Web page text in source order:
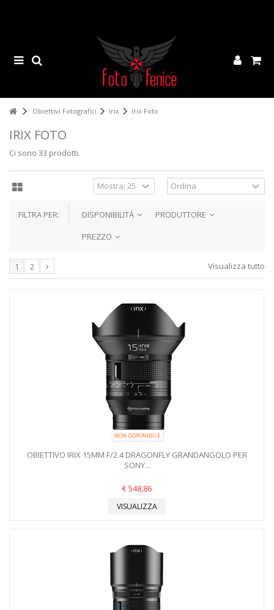
Obiettivi Fotografici Irix Irix Foto
IRIX FOTO
Ci sono 33 prodotti.
FILTRA PER: DISPONIBILITÀ
PRODUTTORE
PREZZO
Visualizza tutto
1 2
NON DISPONIBILE
OBIETTIVO IRIX 15MM F/2.4 DRAGONFLY GRANDANGOLO PER
SONY...
€ 548,86
VISUALIZZA